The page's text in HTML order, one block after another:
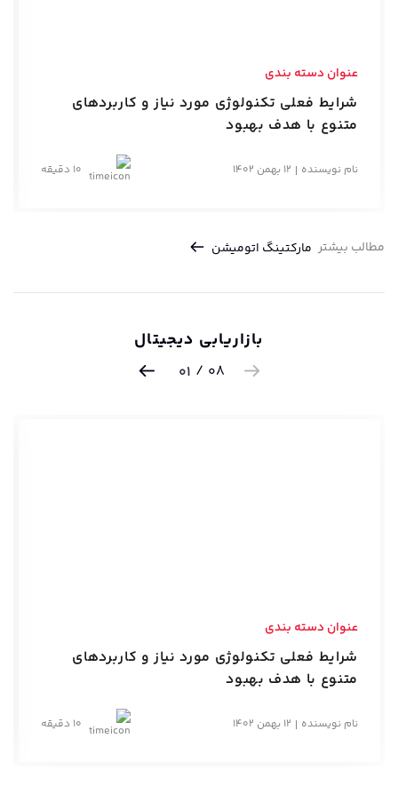
عنوان دسته بندی
شرایط فعلی تکنولوژی مورد نیاز و کاربردهای
متنوع با هدف بهبود
نام نویسنده 12 بهمن 1402
مطالب بیشتر مارکتینگ اتومیشن
بازاریابی دیجیتال
08
/
عنوان دسته بندی
شرایط فعلی تکنولوژی مورد نیاز و کاربردهای
متنوع با هدف بهبود
نام نویسنده 12 بهمن 1402